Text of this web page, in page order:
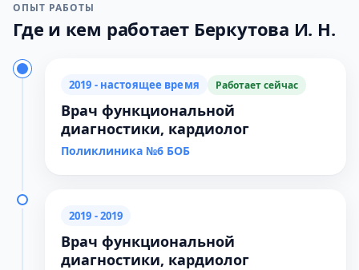
ОПЫТ РАБОТЫ
Где и кем работает Беркутова И. Н.
2019 - настоящее время Работает сейчас
Врач функциональной
диагностики, кардиолог
Поликлиника №6 БОБ
2019 - 2019
Врач функциональной
диагностики, кардиолог